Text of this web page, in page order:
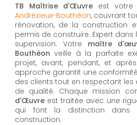
TB Maîtrise d'Œuvre est votre
Andrézieux-Bouthéon, couvrant
rénovation, de la construction
permis de construire. Expert
supervision. Votre maître
Bouthéon veille à la parfaite
projet, avant, pendant, et
approche garantit une
des clients tout en respectant les
de qualité. Chaque mission
d'Œuvre est traitée avec une
qui font la distinction
construction.